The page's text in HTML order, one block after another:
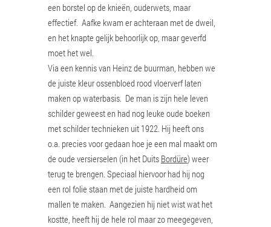
een borstel op de knieën, ouderwets, maar
effectief. Aafke kwam er achteraan met de dweil,
en het knapte gelijk behoorlijk op, maar geverfd
moet het wel.
Via een kennis van Heinz de buurman, hebben we
de juiste kleur ossenbloed rood vloerverf laten
maken op waterbasis. De man is zijn hele leven
schilder geweest en had nog leuke oude boeken
met schilder technieken uit 1922. Hij heeft ons
o.a. precies voor gedaan hoe je een mal maakt om
de oude versierselen (in het Duits Bordüre) weer
terug te brengen. Speciaal hiervoor had hij nog
een rol folie staan met de juiste hardheid om
mallen te maken. Aangezien hij niet wist wat het
kostte, heeft hij de hele rol maar zo meegegeven,